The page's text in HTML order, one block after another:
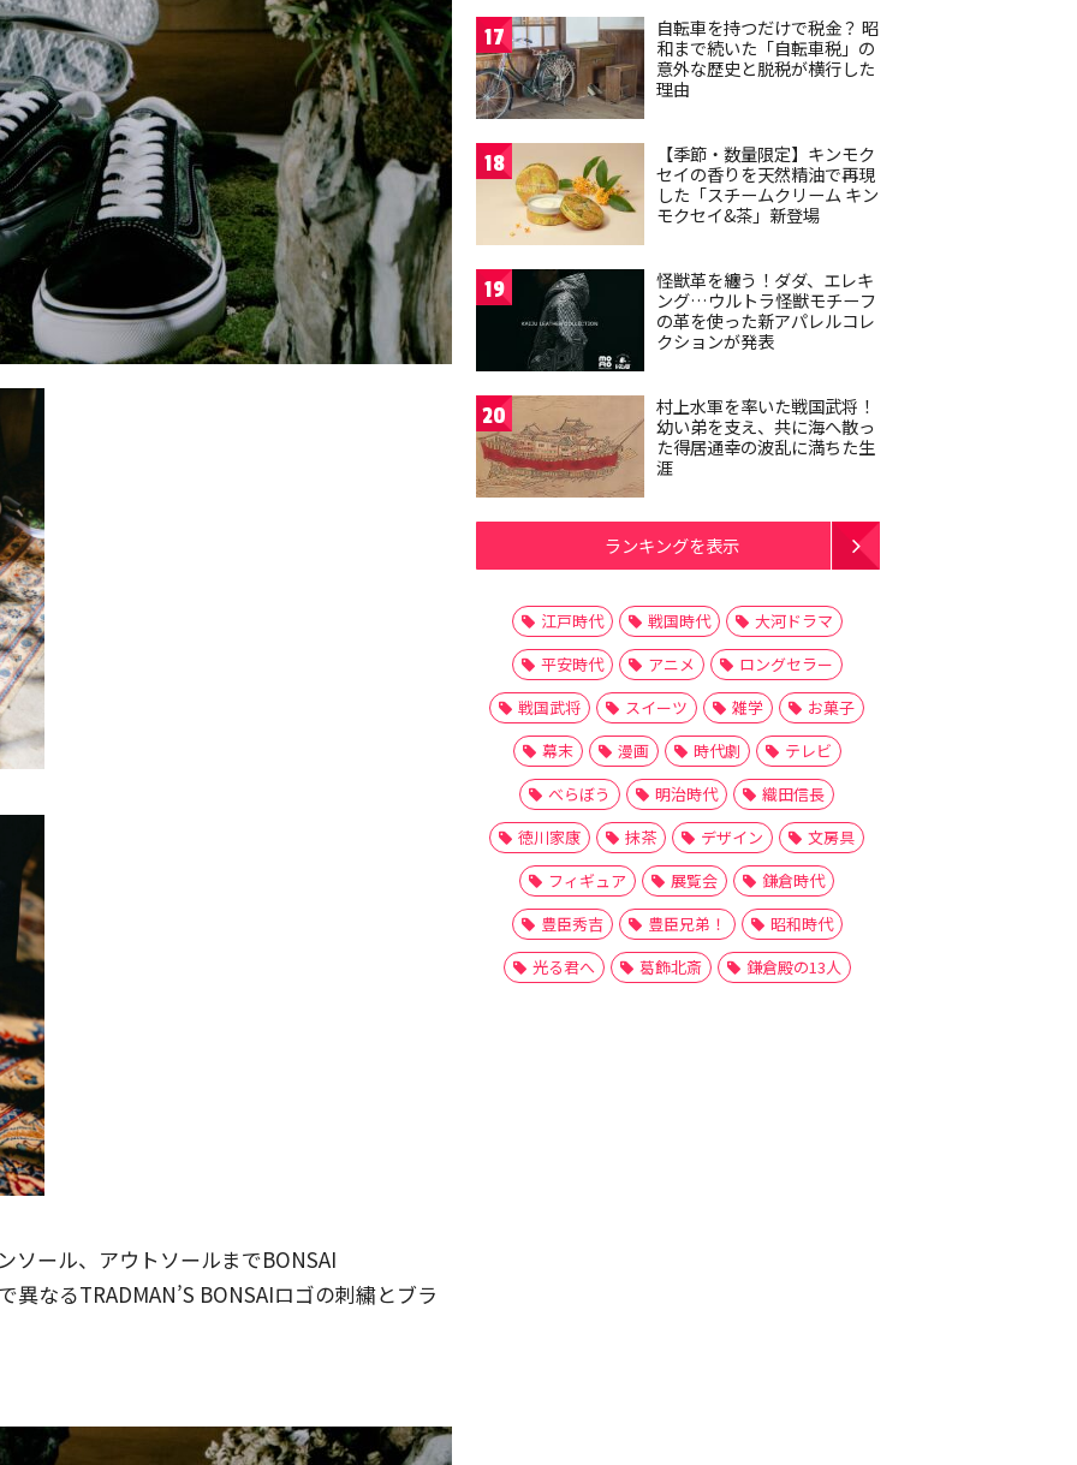
ソール、アウトソールまでBONSAI
異なるTRADMAN’S BONSAIロゴの刺繍とブラ
17
自転車を持つだけで税金？ 昭
和まで続いた「自転車税」の
意外な歴史と脱税が横行した
理由
18
【季節・数量限定】キンモク
セイの香りを天然精油で再現
した「スチームクリーム キン
モクセイ&茶」新登場
19
怪獣革を纏う！ダダ、エレキ
ング…ウルトラ怪獣モチーフ
の革を使った新アパレルコレ
クションが発表
20
村上水軍を率いた戦国武将！
幼い弟を支え、共に海へ散っ
た得居通幸の波乱に満ちた生
涯
ランキングを表示
江戸時代 戦国時代
大河ドラマ
平安時代
アニメ
ロングセラー
戦国武将
スイーツ 雑学
お菓子
幕末
漫画 時代劇
テレビ
べらぼう
明治時代
織田信長
徳川家康
抹茶 デザイン
文房具
フィギュア
展覧会
鎌倉時代
豊臣秀吉
豊臣兄弟！
昭和時代
光る君へ
葛飾北斎 鎌倉殿の13人